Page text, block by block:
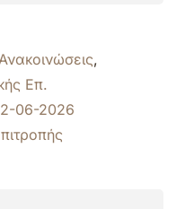
,
Επ.
06-2026